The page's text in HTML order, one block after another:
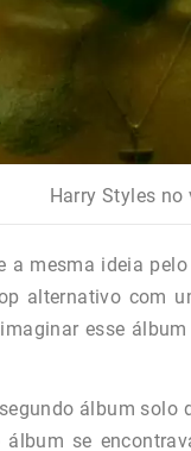
Harry Styles
a mesma ideia
alternativo com
esse
álbum solo
álbum se